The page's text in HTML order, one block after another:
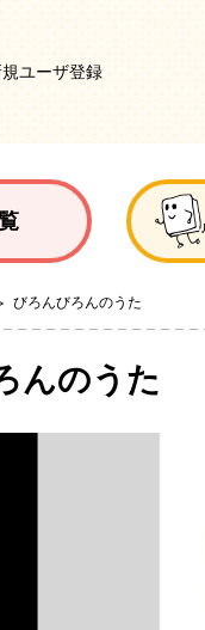
規ユーザ登録
びろんびろんのうた
んのうた